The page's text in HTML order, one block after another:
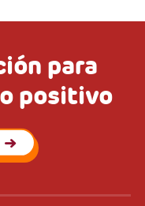
para
positivo